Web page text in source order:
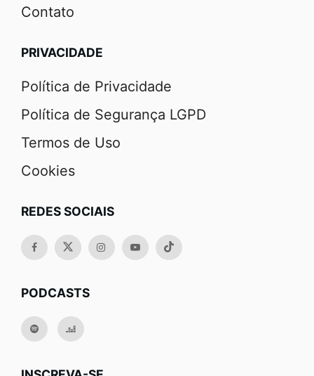
Contato
PRIVACIDADE
Política de Privacidade
Política de Segurança LGPD
Termos de Uso
Cookies
REDES SOCIAIS
PODCASTS